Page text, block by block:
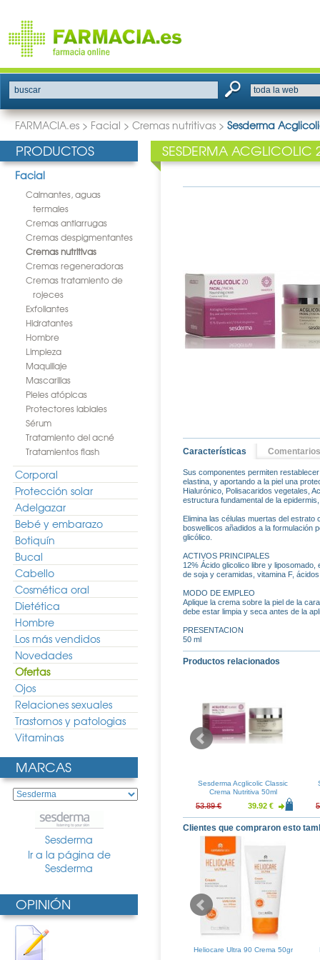
buscar
FARMACIA.es > Facial > Cremas nutritivas > Sesderma
PRODUCTOS
Facial
Calmantes, aguas
termales
Cremas antiarrugas
Cremas despigmentantes
Cremas nutritivas
Cremas regeneradoras
Cremas tratamiento de
rojeces
Exfoliantes
Hidratantes
Hombre
Limpieza
Maquillaje
Mascarillas
Pieles atópicas
Protectores labiales
Sérum
Tratamiento del acné
Tratamientos flash
Corporal
Protección solar
Adelgazar
Bebé y embarazo
Botiquín
Bucal
Cabello
Cosmética oral
Dietética
Hombre
Los más vendidos
Novedades
Ofertas
Ojos
Relaciones sexuales
Trastornos y patologias
Vitaminas
MARCAS
Sesderma
Ir a la página de
Sesderma
OPINIÓN
SESDERMA ACGLICOLIC
Características Comentarios
Sus componentes permiten
elastina, y aportando a la piel una
Hialurónico, Polisacaridos vegetales,
estructura fundamental de la
Elimina las células muertas del
boswellicos añadidos a la formulación
glicólico.
ACTIVOS PRINCIPALES
12% Ácido glicolico libre y
de soja y ceramidas, vitamina F,
MODO DE EMPLEO
Aplique la crema sobre la piel de la
debe estar limpia y seca antes de la
PRESENTACION
50 ml
Productos relacionados
Crema
45gr
Sesderma Hidraderm Hyal
Crema Facial 50ml
Sesderma Acglicolic Classic
Crema Nutritiva 50ml
53.89 € 39.92 €
Clientes que compraron esto
Dentifrica
Heliocare Ultra 90 Crema 50gr